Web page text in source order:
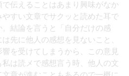
で伝えることはあまり興味がなか
やすい文章でサクッと読めた耳で
。結論を言うと「自分だけの感
先に他人の感想を見ないこと、
を受けてしまうから、この意見
私は読メで感想言う時、他人の文